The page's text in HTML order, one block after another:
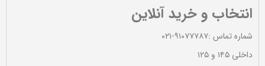
ایمیل*
انتخاب و خرید آنلاین
شماره تماس :۹۱۰۷۷۷۸۷-۰۲۱
داخلی ۱۴۵ و ۱۲۵